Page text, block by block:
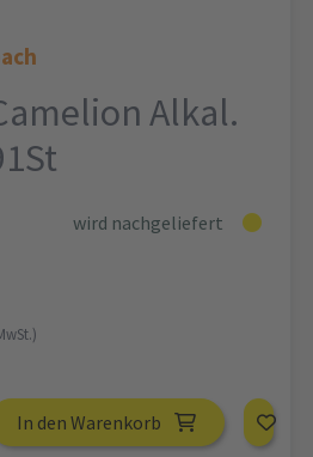
Alkal.
wird nachgeliefert
In den Warenkorb